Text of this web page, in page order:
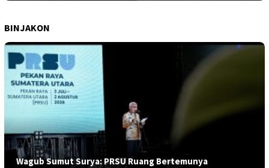
BINJAKON
Wagub Sumut Surya: PRSU Ruang Bertemunya